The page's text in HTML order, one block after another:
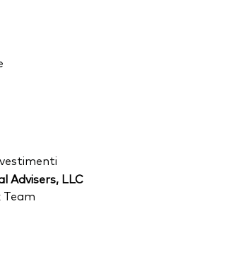
Advisers, LLC
Team